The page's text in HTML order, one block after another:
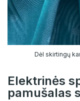
Dėl skirtingų
Elektrinės
pamušalas